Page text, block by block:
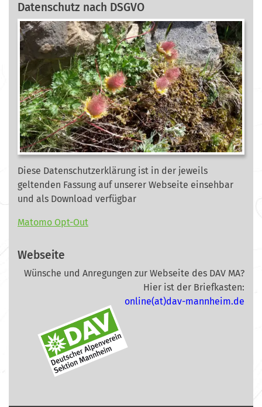
Datenschutz nach DSGVO
Diese Datenschutzerklärung ist in der jeweils
geltenden Fassung auf unserer Webseite einsehbar
und als Download verfügbar
Matomo Opt-Out
Webseite
Wünsche und Anregungen zur Webseite des DAV MA?
Hier ist der Briefkasten:
online(at)dav-mannheim.de